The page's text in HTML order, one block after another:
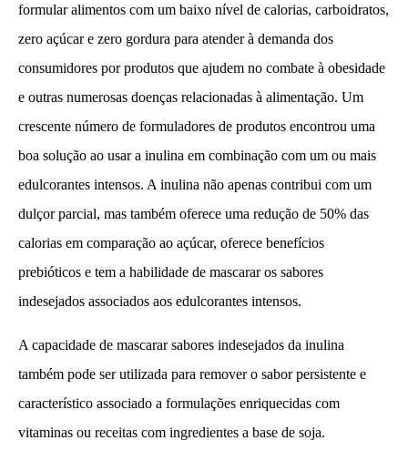
formular alimentos com um baixo nível de calorias, carboidratos,
zero açúcar e zero gordura para atender à demanda dos
consumidores por produtos que ajudem no combate à obesidade
e outras numerosas doenças relacionadas à alimentação. Um
crescente número de formuladores de produtos encontrou uma
boa solução ao usar a inulina em combinação com um ou mais
edulcorantes intensos. A inulina não apenas contribui com um
dulçor parcial, mas também oferece uma redução de 50% das
calorias em comparação ao açúcar, oferece benefícios
prebióticos e tem a habilidade de mascarar os sabores
indesejados associados aos edulcorantes intensos.
A capacidade de mascarar sabores indesejados da inulina
também pode ser utilizada para remover o sabor persistente e
característico associado a formulações enriquecidas com
vitaminas ou receitas com ingredientes a base de soja.